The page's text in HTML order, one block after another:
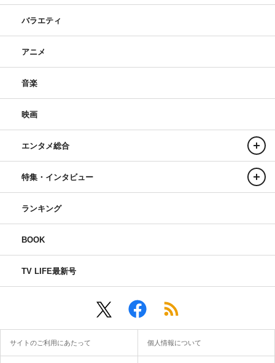
バラエティ
アニメ
音楽
映画
エンタメ総合
特集・インタビュー
ランキング
BOOK
TV LIFE最新号
サイトのご利用にあたって 個人情報について